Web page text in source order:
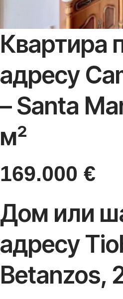
Квартира
адресу
– Santa
м²
169.000 €
Дом или
адресу
Betanzos,